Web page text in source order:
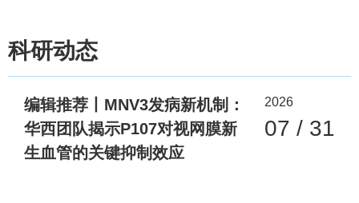
科研动态
编辑推荐丨MNV3发病新机制：
华西团队揭示P107对视网膜新
生血管的关键抑制效应
2026
07 / 31